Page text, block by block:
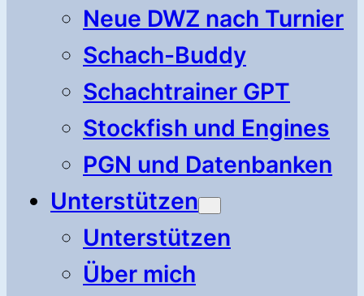
Neue DWZ nach Turnier
Schach-Buddy
Schachtrainer GPT
Stockfish und Engines
PGN und Datenbanken
Unterstützen
Unterstützen
Über mich